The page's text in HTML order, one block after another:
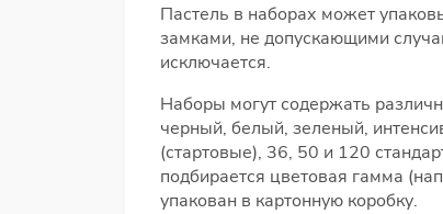
Пастель в наборах может
замками, не допускающими
исключается.
Наборы могут содержать
черный, белый, зеленый,
(стартовые), 36, 50 и 120
подбирается цветовая гамма
упакован в картонную коробку.